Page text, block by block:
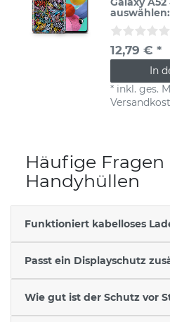
12,79 € *
In
* inkl. ges.
Häufige Fragen
Handyhüllen
Funktioniert kabelloses
Passt ein Displayschutz
Wie gut ist der Schutz vor